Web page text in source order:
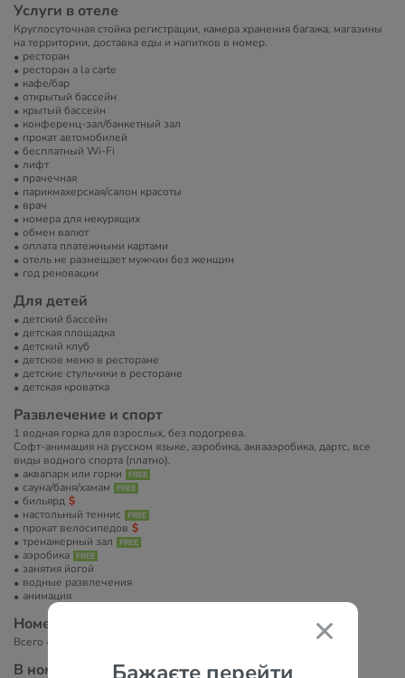
Бажаєте перейти
Услуги в отеле
Круглосуточная стойка регистрации, камера хранения багажа, магазины
на территории, доставка еды и напитков в номер.
ресторан
ресторан a la carte
кафе/бар
открытый бассейн
крытый бассейн
конференц-зал/банкетный зал
прокат автомобилей
бесплатный Wi-Fi
лифт
прачечная
парикмахерская/салон красоты
врач
номера для некурящих
обмен валют
оплата платежными картами
отель не размещает мужчин без женщин
год реновации
Для детей
детский бассейн
детская площадка
детский клуб
детское меню в ресторане
детские стульчики в ресторане
детская кроватка
Развлечение и спорт
1 водная горка для взрослых, без подогрева.
Софт-анимация на русском языке, аэробика, аквааэробика, дартс, все
виды водного спорта (платно).
аквапарк или горки
сауна/баня/хамам
бильярд
настольный теннис
прокат велосипедов
тренажерный зал
аэробика
занятия йогой
водные развлечения
анимация
Номера
Всего 426 номеров в двух 5-этажных зданиях отеля.
В номерах